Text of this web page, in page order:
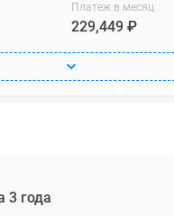
Платеж в месяц
229,449 ₽
3 года